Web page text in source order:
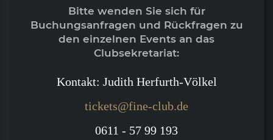
Bitte wenden Sie sich für
Buchungsanfragen und Rückfragen zu
den einzelnen Events an das
Clubsekretariat:
Kontakt: Judith Herfurth-Völkel
tickets@fine-club.de
0611 - 57 99 193